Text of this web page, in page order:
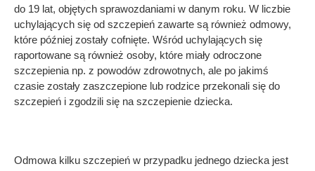
do 19 lat, objętych sprawozdaniami w danym roku. W liczbie
uchylających się od szczepień zawarte są również odmowy,
które później zostały cofnięte. Wśród uchylających się
raportowane są również osoby, które miały odroczone
szczepienia np. z powodów zdrowotnych, ale po jakimś
czasie zostały zaszczepione lub rodzice przekonali się do
szczepień i zgodzili się na szczepienie dziecka.
Odmowa kilku szczepień w przypadku jednego dziecka jest